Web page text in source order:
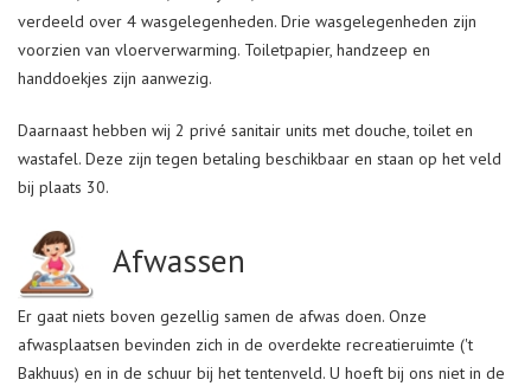
verdeeld over 4 wasgelegenheden. Drie wasgelegenheden zijn
voorzien van vloerverwarming. Toiletpapier, handzeep en
handdoekjes zijn aanwezig.
Daarnaast hebben wij 2 privé sanitair units met douche, toilet en
wastafel. Deze zijn tegen betaling beschikbaar en staan op het veld
bij plaats 30.
Afwassen
Er gaat niets boven gezellig samen de afwas doen. Onze
afwasplaatsen bevinden zich in de overdekte recreatieruimte ('t
Bakhuus) en in de schuur bij het tentenveld. U hoeft bij ons niet in de